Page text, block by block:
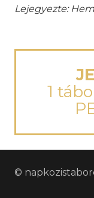
Lejegyezte:
1
©